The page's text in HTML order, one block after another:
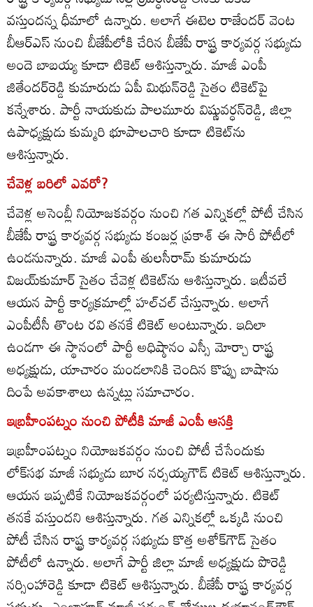
వస్తుందన్న ధీమాలో ఉన్నారు. అలాగే ఈటెల రాజేందర్‌ వెంట
బీఆర్‌ఎస్‌ నుంచి బీజేపీలోకి చేరిన బీజేపీ రాష్ట్ర కార్యవర్గ సభ్యుడు
అందె బాబయ్య కూడా టికెట్‌ ఆశిస్తున్నారు. మాజీ ఎంపీ
జితేందర్‌రెడ్డి కుమారుడు ఏపీ మిథున్‌రెడ్డి సైతం టికెట్‌పై
కన్నేశారు. పార్టీ నాయకుడు పాలమూరు విష్ణువర్ధన్‌రెడ్డి, జిల్లా
ఉపాధ్యక్షుడు కుమ్మరి భూపాలచారి కూడా టికెట్‌ను
ఆశిస్తున్నారు.
చేవెళ్ల బరిలో ఎవరో?
చేవెళ్ల అసెంబ్లీ నియోజకవర్గం నుంచి గత ఎన్నికల్లో పోటీ చేసిన
బీజేపీ రాష్ట్ర కార్యవర్గ సభ్యుడు కంజర్ల ప్రకాశ్‌ ఈ సారీ పోటీలో
ఉండనున్నారు. మాజీ ఎంపీ తులసీరామ్‌ కుమారుడు
విజయ్‌కుమార్‌ సైతం చేవెళ్ల టికెట్‌ను ఆశిస్తున్నారు. ఇటీవలే
ఆయన పార్టీ కార్యక్రమాల్లో హల్‌చల్‌ చేస్తున్నారు. అలాగే
ఎంపీటీసీ తొంట రవి తనకే టికెట్‌ అంటున్నారు. ఇదిలా
ఉండగా ఈ స్థానంలో పార్టీ అధిష్ఠానం ఎస్సీ మోర్చా రాష్ట్ర
అధ్యక్షుడు, యాచారం మండలానికి చెందిన కొప్పు బాషాను
దింపే అవకాశాలు ఉన్నట్లు సమాచారం.
ఇబ్రహీంపట్నం నుంచి పోటీకి మాజీ ఎంపీ ఆసక్తి
ఇబ్రహీంపట్నం నియోజకవర్గం నుంచి పోటీ చేసేందుకు
లోక్‌సభ మాజీ సభ్యుడు బూర నర్సయ్యగౌడ్‌ టికెట్‌ ఆశిస్తున్నారు.
ఆయన ఇప్పటికే నియోజకవర్గంలో పర్యటిస్తున్నారు. టికెట్‌
తనకే వస్తుందని ఆశిస్తున్నారు. గత ఎన్నికల్లో ఒక్కడి నుంచి
పోటీ చేసిన రాష్ట్ర కార్యవర్గ సభ్యుడు కొత్త అశోక్‌గౌడ్‌ సైతం
పోటీలో ఉన్నారు. అలాగే పార్టీ జిల్లా మాజీ అధ్యక్షుడు పొరెడ్డి
నర్సింహారెడ్డి కూడా టికెట్‌ ఆశిస్తున్నారు. బీజేపీ రాష్ట్ర కార్యవర్గ